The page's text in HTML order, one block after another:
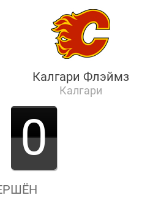
0
Калгари Флэймз
Калгари